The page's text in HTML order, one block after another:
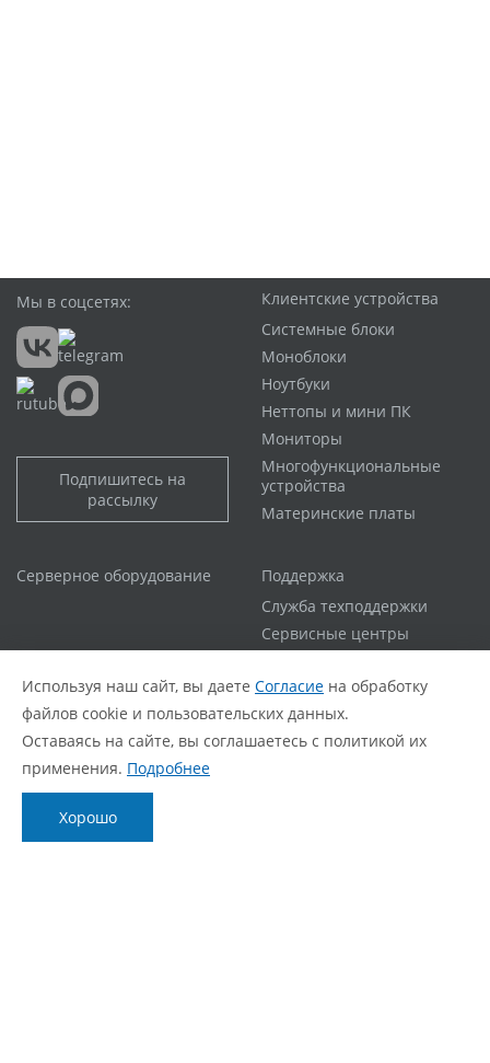
Мы в соцсетях:
Подпишитесь на
рассылку
Клиентские устройства
Системные блоки
Моноблоки
Ноутбуки
Неттопы и мини ПК
Мониторы
Многофункциональные
устройства
Материнские платы
Серверное оборудование
Поддержка
Служба техподдержки
Сервисные центры
Расширенная гарантия
Статус ремонта
FAQ
О компании
Используя наш сайт, вы даете Согласие на обработку
файлов cookie и пользовательских данных.
Оставаясь на сайте, вы соглашаетесь с политикой их
применения. Подробнее
Хорошо